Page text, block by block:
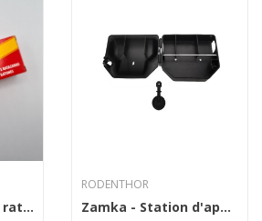
Tube de colle pour rat et souris "Debello"...
RODENTHOR
Zamka - Station d'appâtage